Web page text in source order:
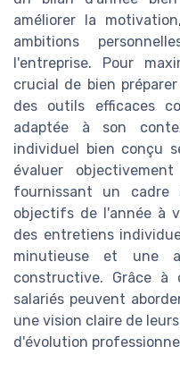
améliorer la
ambitions
l'entreprise. Pour
crucial de bien
des outils efficaces
adaptée à son
individuel bien conçu
évaluer
fournissant un cadre
objectifs de l'année à
des entretiens
minutieuse et une
constructive. Grâce à
salariés peuvent
une vision claire de
d'évolution